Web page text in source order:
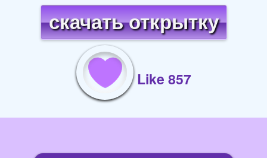
скачать открытку
Like 857